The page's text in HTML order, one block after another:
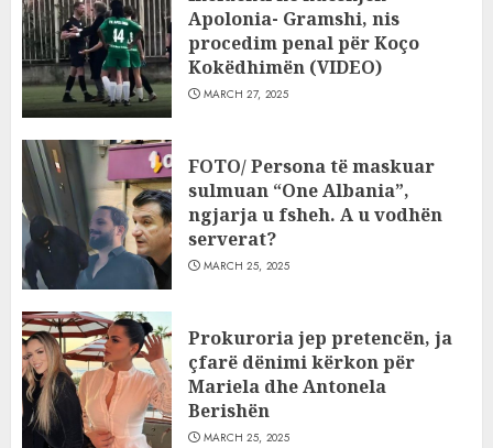
Apolonia- Gramshi, nis
procedim penal për Koço
Kokëdhimën (VIDEO)
MARCH 27, 2025
FOTO/ Persona të maskuar
sulmuan “One Albania”,
ngjarja u fsheh. A u vodhën
serverat?
MARCH 25, 2025
Prokuroria jep pretencën, ja
çfarë dënimi kërkon për
Mariela dhe Antonela
Berishën
MARCH 25, 2025